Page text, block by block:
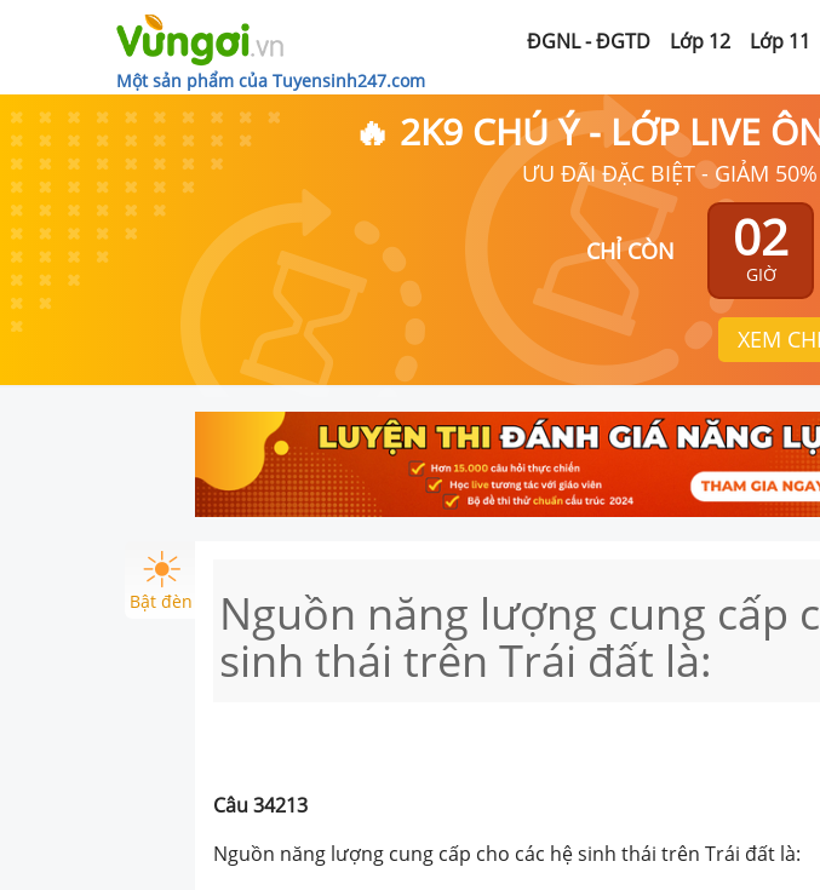
Một sản phẩm của Tuyensinh247.com
ĐGNL - ĐGTD Lớp 12 Lớp 11
🔥 2K9 CHÚ Ý - LỚP LIVE
ƯU ĐÃI ĐẶC BIỆT - GIẢM
CHỈ CÒN 02
GIỜ
XEM
Bật đèn Nguồn năng lượng cung cấp
sinh thái trên Trái đất là:
Câu34213
Nguồn năng lượng cung cấp cho các hệ sinh thái trên Trái đất là: